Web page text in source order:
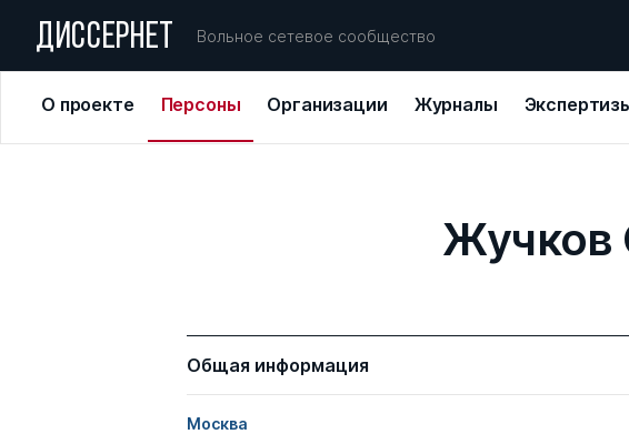
ДИССЕРНЕТ Вольное сетевое сообщество
О проекте Персоны Организации Журналы
Жучков
Общая информация
Москва